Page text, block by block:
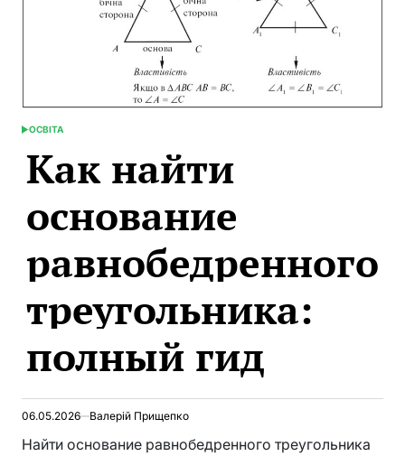
ОПУБЛИКОВАНО
ОСВІТА
Как найти
основание
равнобедренного
треугольника:
полный гид
06.05.2026 Валерій Прищепко
Найти основание равнобедренного треугольника